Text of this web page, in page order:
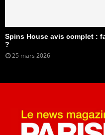
Spins House avis complet :
?
25 mars 2026